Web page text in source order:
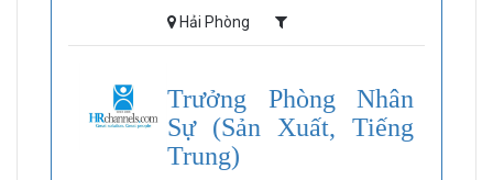
Hải Phòng
Trưởng Phòng Nhân
Sự (Sản Xuất, Tiếng
Trung)